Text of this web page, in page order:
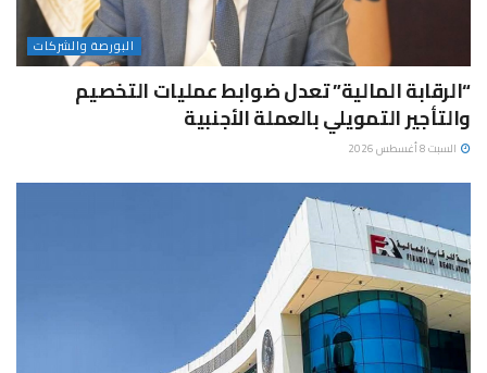
البورصة والشركات
“الرقابة المالية” تعدل ضوابط عمليات التخصيم
والتأجير التمويلي بالعملة الأجنبية
السبت 8 أغسطس 2026